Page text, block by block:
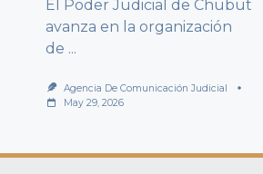
El Poder Judicial de Chubut
avanza en la organización
de ...
Agencia De Comunicación Judicial
May 29, 2026